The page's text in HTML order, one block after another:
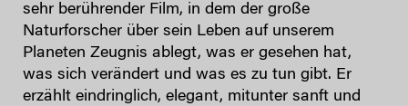
sehr berührender Film, in dem der große
Naturforscher über sein Leben auf unserem
Planeten Zeugnis ablegt, was er gesehen hat,
was sich verändert und was es zu tun gibt. Er
erzählt eindringlich, elegant, mitunter sanft und